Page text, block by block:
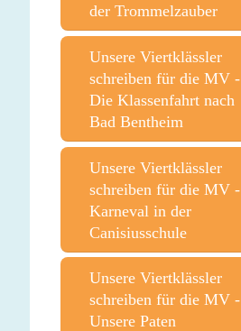
der Trommelzauber
Unsere Viertklässler
schreiben für die MV -
Die Klassenfahrt nach
Bad Bentheim
Unsere Viertklässler
schreiben für die MV -
Karneval in der
Canisiusschule
Unsere Viertklässler
schreiben für die MV -
Unsere Paten